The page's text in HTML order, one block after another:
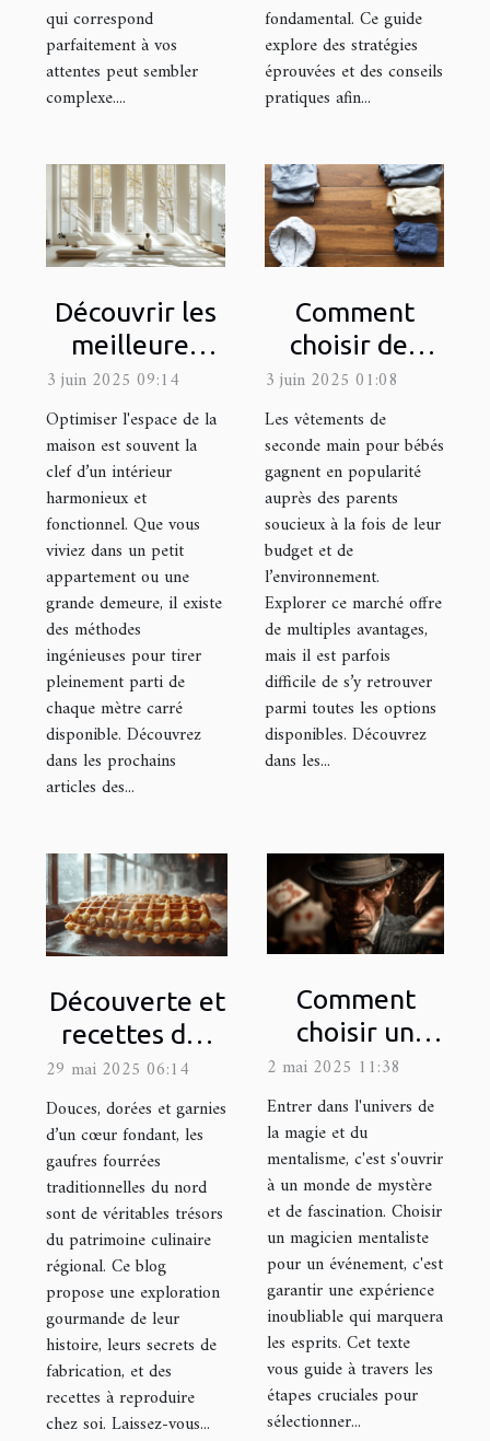
qui correspond
parfaitement à vos
attentes peut sembler
complexe....
fondamental. Ce guide
explore des stratégies
éprouvées et des conseils
pratiques afin...
Découvrir les
meilleures
méthodes
pour
optimiser
l'espace de
votre maison
3 juin 2025 09:14
Optimiser l'espace de la
maison est souvent la
clef d’un intérieur
harmonieux et
fonctionnel. Que vous
viviez dans un petit
appartement ou une
grande demeure, il existe
des méthodes
ingénieuses pour tirer
pleinement parti de
chaque mètre carré
disponible. Découvrez
dans les prochains
articles des...
Comment
choisir des
vêtements de
seconde main
pour bébés
3 juin 2025 01:08
Les vêtements de
seconde main pour bébés
gagnent en popularité
auprès des parents
soucieux à la fois de leur
budget et de
l’environnement.
Explorer ce marché offre
de multiples avantages,
mais il est parfois
difficile de s’y retrouver
parmi toutes les options
disponibles. Découvrez
dans les...
Découverte et
recettes des
gaufres
fourrées
traditionnelles
du nord
29 mai 2025 06:14
Douces, dorées et garnies
d’un cœur fondant, les
gaufres fourrées
traditionnelles du nord
sont de véritables trésors
du patrimoine culinaire
régional. Ce blog
propose une exploration
gourmande de leur
histoire, leurs secrets de
fabrication, et des
recettes à reproduire
chez soi. Laissez-vous...
Comment
choisir un
magicien
mentaliste
pour éblouir
vos
événements
2 mai 2025 11:38
Entrer dans l'univers de
la magie et du
mentalisme, c'est s'ouvrir
à un monde de mystère
et de fascination. Choisir
un magicien mentaliste
pour un événement, c'est
garantir une expérience
inoubliable qui marquera
les esprits. Cet texte
vous guide à travers les
étapes cruciales pour
sélectionner...